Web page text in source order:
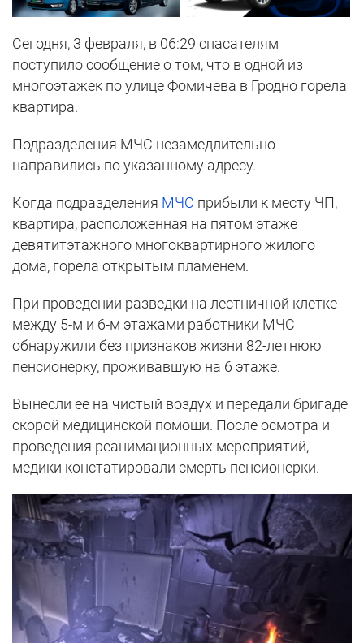
Сегодня, 3 февраля, в 06:29 спасателям
поступило сообщение о том, что в одной из
многоэтажек по улице Фомичева в Гродно горела
квартира.
Подразделения МЧС незамедлительно
направились по указанному адресу.
Когда подразделения МЧС прибыли к месту ЧП,
квартира, расположенная на пятом этаже
девятитэтажного многоквартирного жилого
дома, горела открытым пламенем.
При проведении разведки на лестничной клетке
между 5-м и 6-м этажами работники МЧС
обнаружили без признаков жизни 82-летнюю
пенсионерку, проживавшую на 6 этаже.
Вынесли ее на чистый воздух и передали бригаде
скорой медицинской помощи. После осмотра и
проведения реанимационных мероприятий,
медики констатировали смерть пенсионерки.